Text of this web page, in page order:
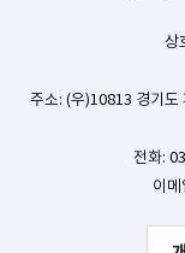
상
주소: (우)10813 경기도
전화:
이메